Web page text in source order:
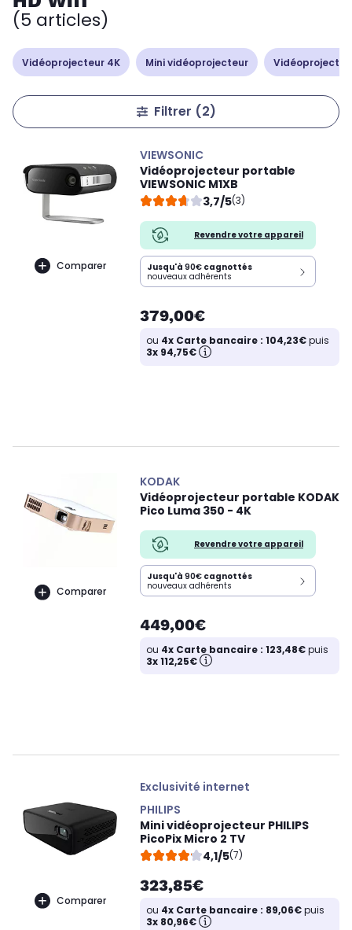
(5 articles)
Vidéoprojecteur 4K Mini vidéoprojecteur
Filtrer (2)
Comparer
VIEWSONIC
Vidéoprojecteur portable
VIEWSONIC M1XB
3,7/5(3)
Revendre votre appareil
Jusqu'à 90€ cagnottés
nouveaux adhérents
379,00€
ou 4x Carte bancaire : 104,23€puis
3x 94,75€
Comparer
KODAK
Vidéoprojecteur portable KODAK
Pico Luma 350 - 4K
Revendre votre appareil
Jusqu'à 90€ cagnottés
nouveaux adhérents
449,00€
ou 4x Carte bancaire : 123,48€puis
3x 112,25€
Comparer
Exclusivité internet
PHILIPS
Mini vidéoprojecteur PHILIPS
PicoPix Micro 2 TV
4,1/5(7)
323,85€
ou 4x Carte bancaire : 89,06€puis
3x 80,96€